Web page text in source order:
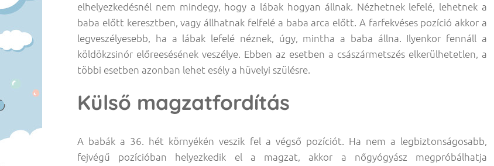
elhelyezkedésnél nem mindegy, hogy a lábak hogyan állnak. Nézhetnek lefelé, lehetnek a
baba előtt keresztben, vagy állhatnak felfelé a baba arca előtt. A farfekvéses pozíció akkor a
legveszélyesebb, ha a lábak lefelé néznek, úgy, mintha a baba állna. Ilyenkor fennáll a
köldökzsinór előreesésének veszélye. Ebben az esetben a császármetszés elkerülhetetlen, a
többi esetben azonban lehet esély a hüvelyi szülésre.
Külső magzatfordítás
A babák a 36. hét környékén veszik fel a végső pozíciót. Ha nem a legbiztonságosabb,
fejvégű pozícióban helyezkedik el a magzat, akkor a nőgyógyász megpróbálhatja